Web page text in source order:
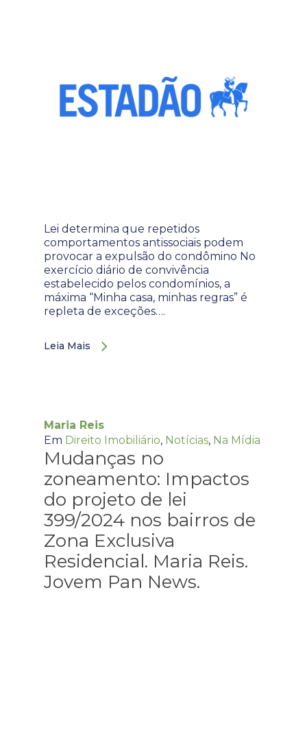
Lei determina que repetidos
comportamentos antissociais podem
provocar a expulsão do condômino No
exercício diário de convivência
estabelecido pelos condomínios, a
máxima “Minha casa, minhas regras” é
repleta de exceções….
Leia Mais
Maria Reis
Em Direito Imobiliário, Notícias, Na Mídia
Mudanças no
zoneamento: Impactos
do projeto de lei
399/2024 nos bairros de
Zona Exclusiva
Residencial. Maria Reis.
Jovem Pan News.